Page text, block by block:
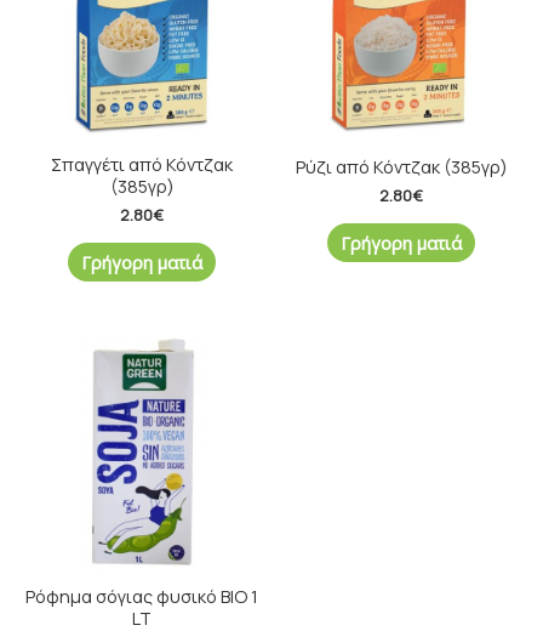
Σπαγγέτι από Κόντζακ
(385γρ)
2.80€
Γρήγορη ματιά
Ρύζι από Κόντζακ (385γρ)
2.80€
Γρήγορη ματιά
Ρόφημα σόγιας φυσικό ΒΙΟ 1
LT